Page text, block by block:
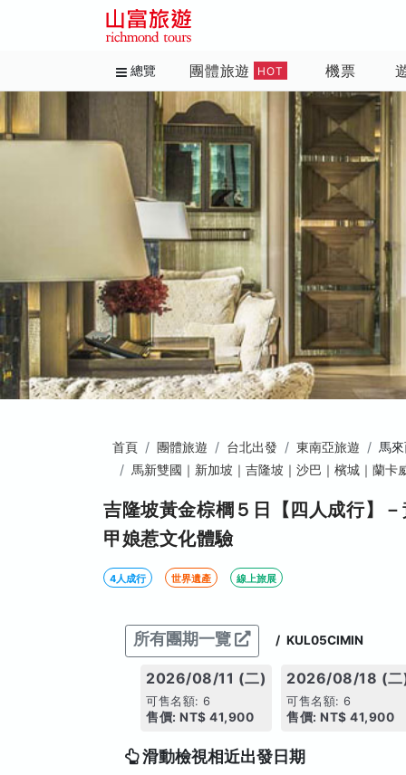
總覽 團體旅遊 HOT 機票
首頁 團體旅遊 台北出發 東南亞旅遊
馬
馬新雙國｜新加坡｜吉隆坡｜沙巴｜檳城｜蘭卡
吉隆坡黃金棕櫚５日【四人成行】
甲娘惹文化體驗
4人成行 世界遺產 線上旅展
所有團期一覽 / KUL05CIMIN
2026/08/11 (二)
可售名額: 6
售價: NT$ 41,900
2026/08/18 (
可售名額: 6
售價: NT$ 41,900
滑動檢視相近出發日期